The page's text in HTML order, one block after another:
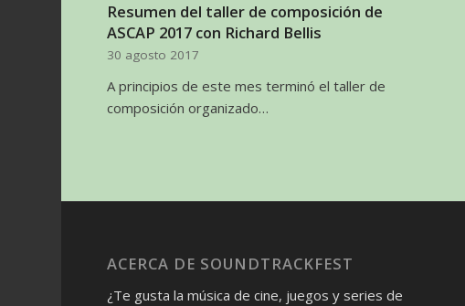
Resumen del taller de composición de
ASCAP 2017 con Richard Bellis
30 agosto 2017
A principios de este mes terminó el taller de
composición organizado…
ACERCA DE SOUNDTRACKFEST
¿Te gusta la música de cine, juegos y series de